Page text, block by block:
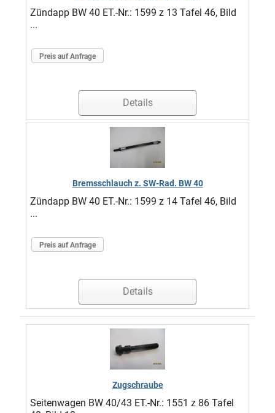
Zündapp BW 40 ET.-Nr.: 1599 z 13 Tafel 46, Bild
...
Preis auf Anfrage
Details
Bremsschlauch z. SW-Rad. BW 40
Zündapp BW 40 ET.-Nr.: 1599 z 14 Tafel 46, Bild
...
Preis auf Anfrage
Details
Zugschraube
Seitenwagen BW 40/43 ET.-Nr.: 1551 z 86 Tafel